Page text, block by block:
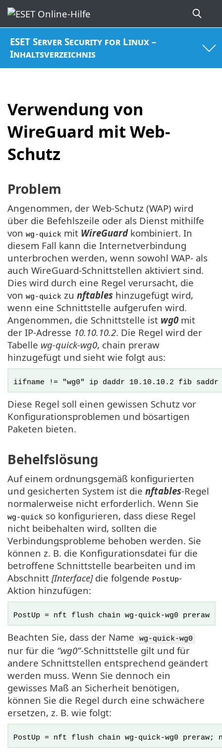
ESET Server Security for Linux –
Inhaltsverzeichnis
Verwendung von
WireGuard mit Web-
Schutz
Problem
Angenommen, der Web-Schutz (WAP) wird
über die Befehlszeile oder als Dienst mithilfe
von wg-quick mit WireGuardkombiniert. In
diesem Fall kann die Internetverbindung
unterbrochen werden, wenn sowohl WAP- als
auch WireGuard-Schnittstellen aktiviert sind.
Dies wird durch eine Regel verursacht, die
von wg-quick zu nftables hinzugefügt wird,
wenn eine Schnittstelle aufgerufen wird.
Angenommen, die Schnittstelle ist wg0 mit
der IP-Adresse 10.10.10.2. Die Regel wird der
Tabelle wg-quick-wg0, chain preraw
hinzugefügt und sieht wie folgt aus:
iifname != "wg0" ip daddr 10.10.10.2 fib
Diese Regel soll einen gewissen Schutz vor
Konfigurationsproblemen und bösartigen
Paketen bieten.
Behelfslösung
Auf einem ordnungsgemäß konfigurierten
und gesicherten System ist die nftables-Regel
normalerweise nicht erforderlich. Wenn Sie
wg-quick so konfigurieren, dass diese Regel
nicht beibehalten wird, sollten die
Verbindungsprobleme behoben werden. Sie
können z. B. die Konfigurationsdatei für die
betroffene Schnittstelle bearbeiten und im
Abschnitt [Interface]die folgende PostUp-
Aktion hinzufügen:
PostUp = nft flush chain wg-quick-wg0 preraw
Beachten Sie, dass der Name wg-quick-wg0
nur für die “wg0”-Schnittstelle gilt und für
andere Schnittstellen entsprechend geändert
werden muss. Wenn Sie dennoch ein
gewisses Maß an Sicherheit benötigen,
können Sie die Regel durch eine schwächere
ersetzen, z. B. wie folgt:
PostUp = nft flush chain wg-quick-wg0